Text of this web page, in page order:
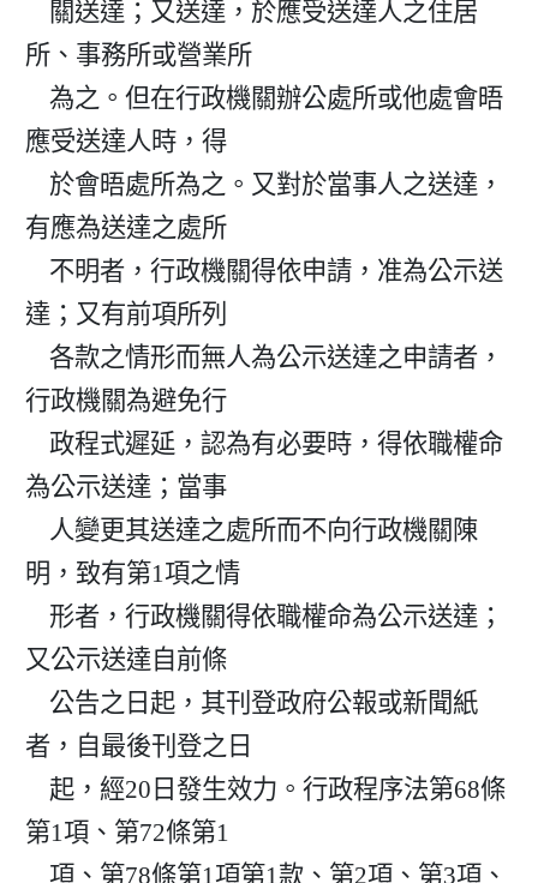
所、事務所或營業所
    為之。但在行政機關辦公處所或他處會晤
應受送達人時，得
有應為送達之處所
達；又有前項所列
    各款之情形而無人為公示送達之申請者，
行政機關為避免行
    政程式遲延，認為有必要時，得依職權命
為公示送達；當事
明，致有第1項之情
    形者，行政機關得依職權命為公示送達；
又公示送達自前條
者，自最後刊登之日
第1項、第72條第1